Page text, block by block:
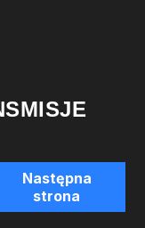
Następna
strona